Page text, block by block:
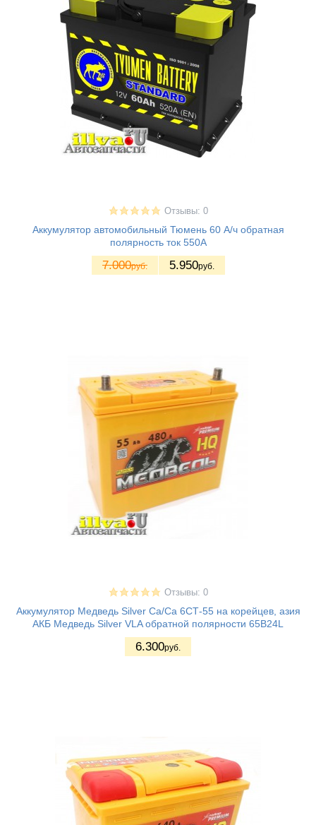
Отзывы: 0
Аккумулятор автомобильный Тюмень 60 А/ч обратная
полярность ток 550A
7.000руб. 5.950руб.
Отзывы: 0
Аккумулятор Медведь Silver Ca/Ca 6СТ-55 на корейцев, азия
АКБ Медведь Silver VLA обратной полярности 65B24L
6.300руб.